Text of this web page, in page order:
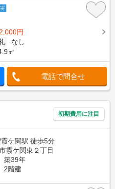
円
なし
㎡
電話で問合せ
初期費用に注目
ケ関駅 徒歩5分
霞ケ関東２丁目
築39年
2階建